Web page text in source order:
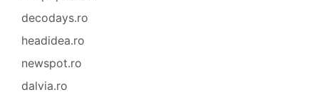
decodays.ro
headidea.ro
newspot.ro
dalvia.ro